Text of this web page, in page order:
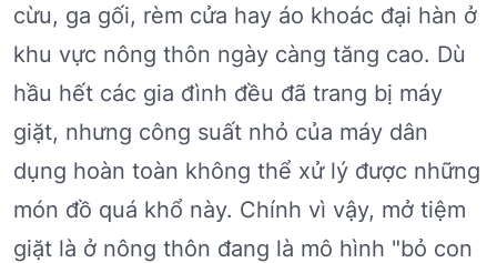
cừu, ga gối, rèm cửa hay áo khoác đại hàn ở
khu vực nông thôn ngày càng tăng cao. Dù
hầu hết các gia đình đều đã trang bị máy
giặt, nhưng công suất nhỏ của máy dân
dụng hoàn toàn không thể xử lý được những
món đồ quá khổ này. Chính vì vậy, mở tiệm
giặt là ở nông thôn đang là mô hình "bỏ con